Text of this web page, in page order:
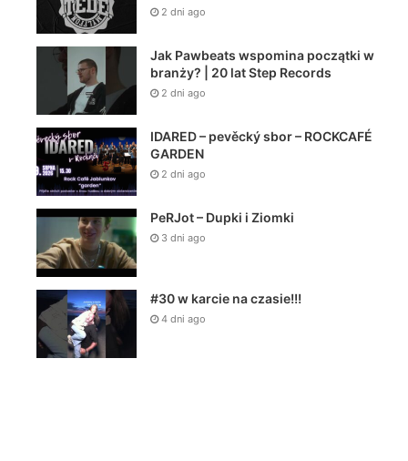
2 dni ago
Jak Pawbeats wspomina początki w
branży? | 20 lat Step Records
2 dni ago
IDARED – pevěcký sbor – ROCKCAFÉ
GARDEN
2 dni ago
PeRJot – Dupki i Ziomki
3 dni ago
#30 w karcie na czasie!!!
4 dni ago